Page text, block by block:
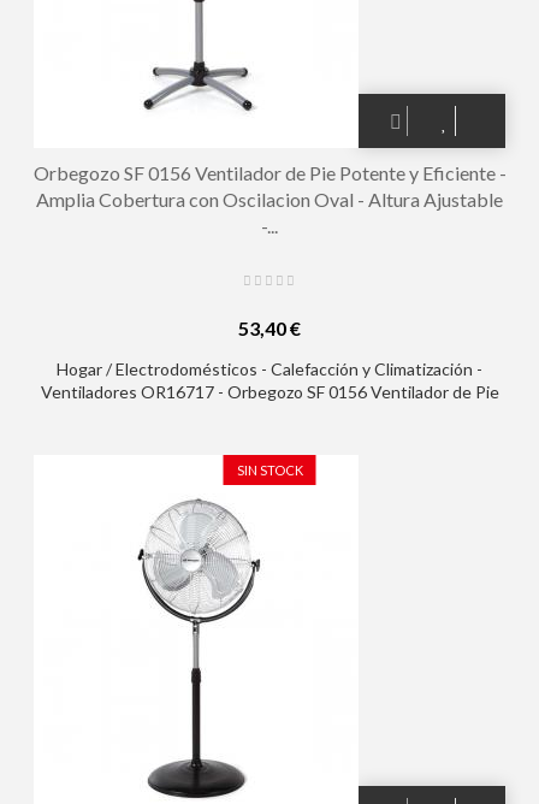
Orbegozo SF 0156 Ventilador de Pie Potente y Eficiente -
Amplia Cobertura con Oscilacion Oval - Altura Ajustable
-...
53,40 €
Hogar / Electrodomésticos - Calefacción y Climatización -
Ventiladores OR16717 - Orbegozo SF 0156 Ventilador de Pie
Recogecables
SIN STOCK